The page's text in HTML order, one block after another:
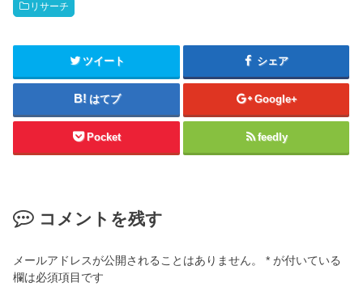
リサーチ
ツイート シェア
はてブ Google+
Pocket feedly
コメントを残す
メールアドレスが公開されることはありません。 * が付いている
欄は必須項目です